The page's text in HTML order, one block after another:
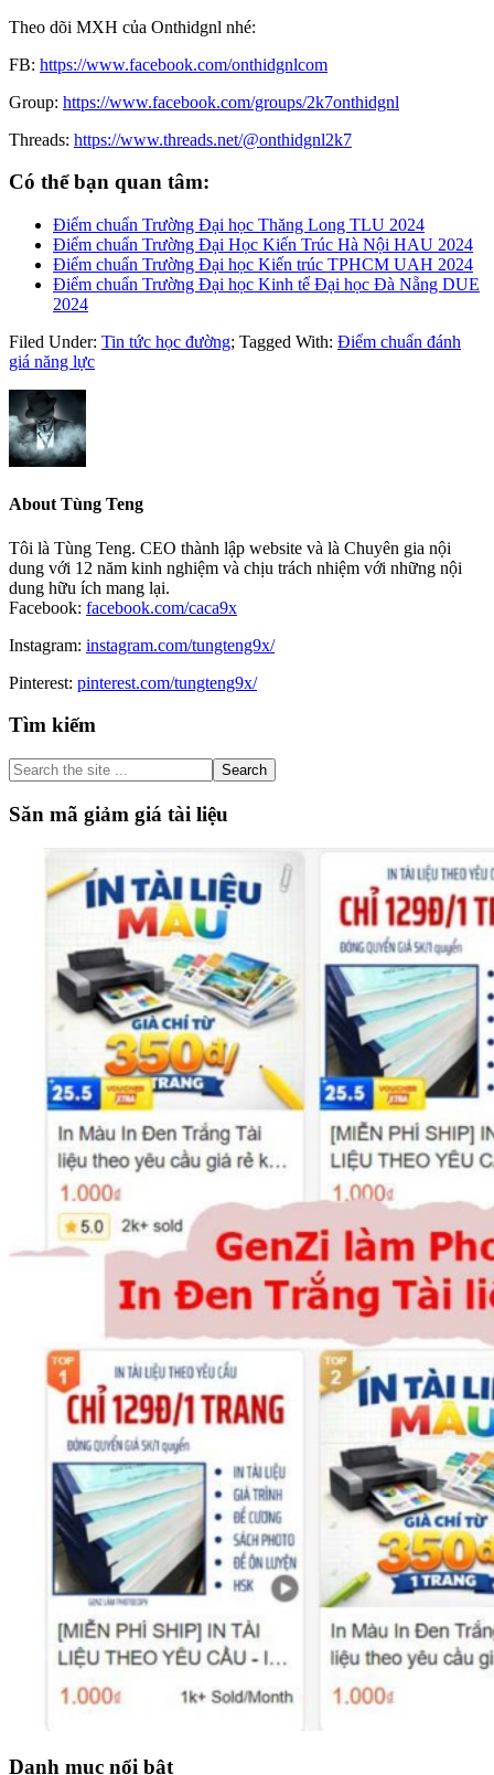
Theo dõi MXH của Onthidgnl nhé:
FB: https://www.facebook.com/onthidgnlcom
Group: https://www.facebook.com/groups/2k7onthidgnl
Threads: https://www.threads.net/@onthidgnl2k7
Có thể bạn quan tâm:
Điểm chuẩn Trường Đại học Thăng Long TLU 2024
Điểm chuẩn Trường Đại Học Kiến Trúc Hà Nội HAU 2024
Điểm chuẩn Trường Đại học Kiến trúc TPHCM UAH 2024
Điểm chuẩn Trường Đại học Kinh tế Đại học Đà Nẵng DUE
2024
Filed Under: Tin tức học đường; Tagged With: Điểm chuẩn đánh
giá năng lực
AboutTùng Teng
Tôi là Tùng Teng. CEO thành lập website và là Chuyên gia nội
dung với 12 năm kinh nghiệm và chịu trách nhiệm với những nội
dung hữu ích mang lại.
Facebook: facebook.com/caca9x
Instagram: instagram.com/tungteng9x/
Pinterest: pinterest.com/tungteng9x/
Primary
Sidebar
Tìm kiếm
Search
the
site
...
Săn mã giảm giá tài liệu
Danh mục nổi bật